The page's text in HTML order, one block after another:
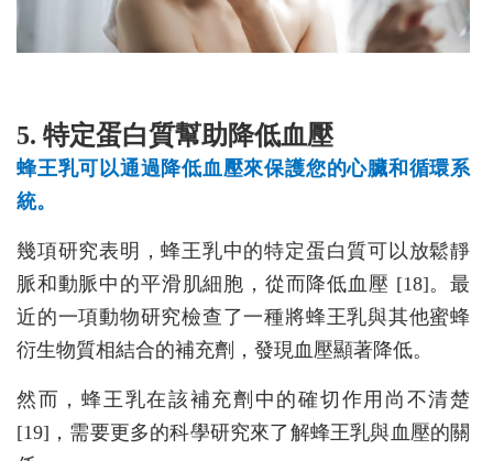
5. 特定蛋白質幫助降低血壓
蜂王乳可以通過降低血壓來保護您的心臟和循環系
統。
幾項研究表明，蜂王乳中的特定蛋白質可以放鬆靜
脈和動脈中的平滑肌細胞，從而降低血壓 [18]。最
近的一項動物研究檢查了一種將蜂王乳與其他蜜蜂
衍生物質相結合的補充劑，發現血壓顯著降低。
然而，蜂王乳在該補充劑中的確切作用尚不清楚
[19]，需要更多的科學研究來了解蜂王乳與血壓的關